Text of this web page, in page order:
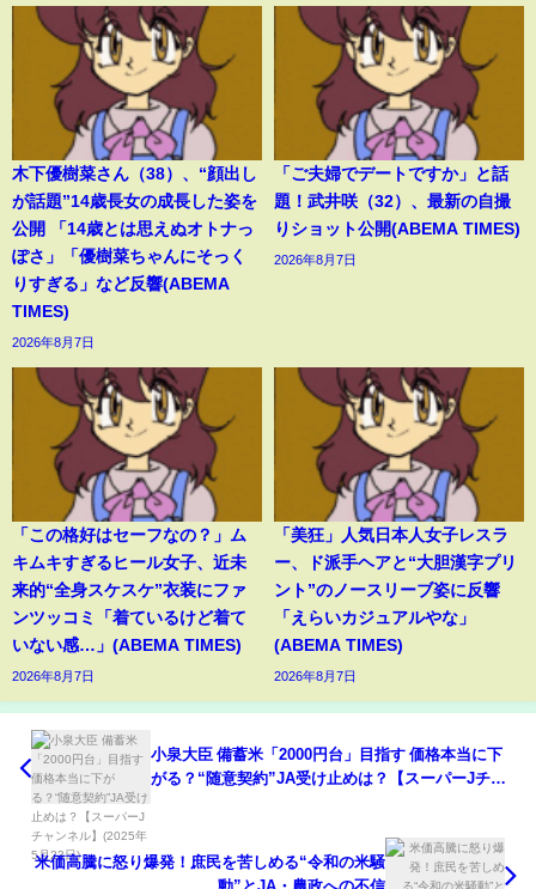
木下優樹菜さん（38）、“顔出し
が話題”14歳長女の成長した姿を
公開 「14歳とは思えぬオトナっ
ぽさ」「優樹菜ちゃんにそっく
りすぎる」など反響(ABEMA
TIMES)
2026年8月7日
「ご夫婦でデートですか」と話
題！武井咲（32）、最新の自撮
りショット公開(ABEMA TIMES)
2026年8月7日
「この格好はセーフなの？」ム
キムキすぎるヒール女子、近未
来的“全身スケスケ”衣装にファ
ンツッコミ「着ているけど着て
いない感…」(ABEMA TIMES)
2026年8月7日
「美狂」人気日本人女子レスラ
ー、ド派手ヘアと“大胆漢字プリ
ント”のノースリーブ姿に反響
「えらいカジュアルやな」
(ABEMA TIMES)
2026年8月7日
小泉大臣 備蓄米「2000円台」目指す 価格本当に下
がる？“随意契約”JA受け止めは？【スーパーJチャ
米価高騰に怒り爆発！庶民を苦しめる“令和の米騒
動”とJA・農政への不信